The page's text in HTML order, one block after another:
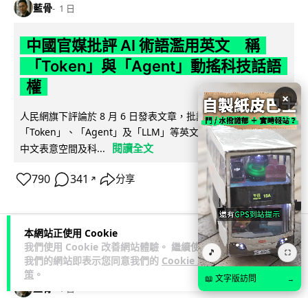
本網站正使用 Cookie
我們使用 Cookie 改善網站體驗。 繼續使用
我們的網站即表示您同意我們的 Cookie 政
策 。
藍骨 1 日
中國官媒批評 AI 術語濫用英文 稱
「Token」與「Agent」動搖科技話語
權
人民網旗下評論於 8 月 6 日發表文章，批評中國廣泛使用
「Token」、「Agent」及「LLM」等英文術語，認為做法侵蝕
中文表意空間及科...
閱讀全文
790 341 ↗ 分享
科技娛樂 生活科技 汽車科技
藍骨 1 日
×
🎵 ⛶
📖 文字版訪問 →